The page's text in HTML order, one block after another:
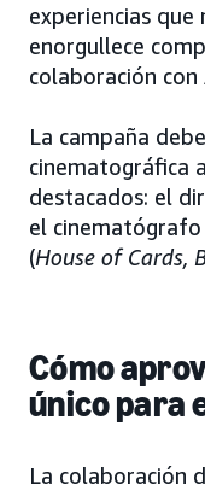
experiencias
enorgullece
colaboración con
La campaña
cinematográfica
destacados: el
el
(House of Cards,
Cómo
único para
La colaboración